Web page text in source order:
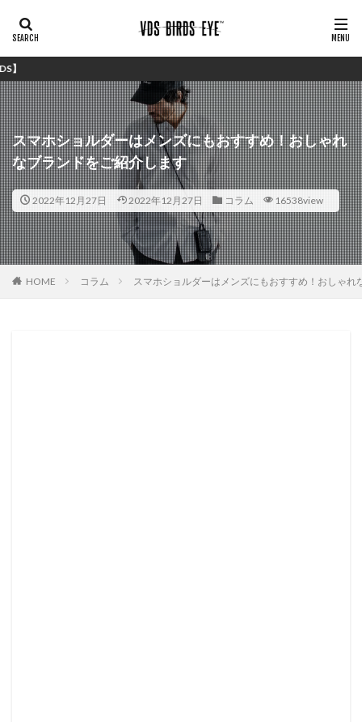
スマホショルダーはメンズにもおすすめ！おしゃれ
なブランドをご紹介します
2022年12月27日 2022年12月27日 コラム 16538view
HOME コラム スマホショルダーはメンズにもおすすめ！おしゃれ